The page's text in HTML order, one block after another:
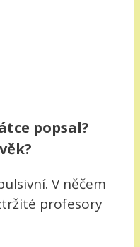
popsal?
V něčem
profesory